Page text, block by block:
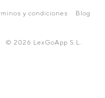
y condiciones Blog
© 2026 LexGoApp S.L.